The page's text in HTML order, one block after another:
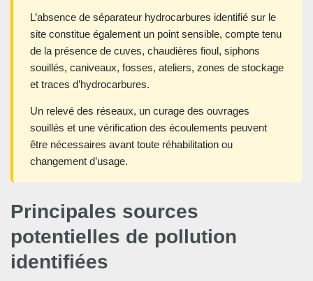
L’absence de séparateur hydrocarbures identifié sur le
site constitue également un point sensible, compte tenu
de la présence de cuves, chaudières fioul, siphons
souillés, caniveaux, fosses, ateliers, zones de stockage
et traces d’hydrocarbures.
Un relevé des réseaux, un curage des ouvrages
souillés et une vérification des écoulements peuvent
être nécessaires avant toute réhabilitation ou
changement d’usage.
Principales sources
potentielles de pollution
identifiées